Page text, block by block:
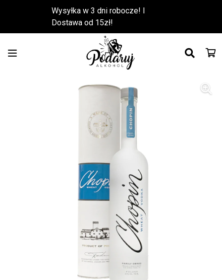
Wysyłka w 3 dni robocze! l
Dostawa od 15zł!